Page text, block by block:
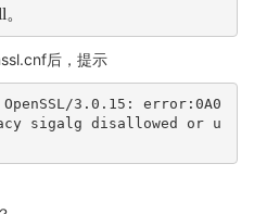
后，提示
3.0.15: error:0A0
sigalg disallowed or u